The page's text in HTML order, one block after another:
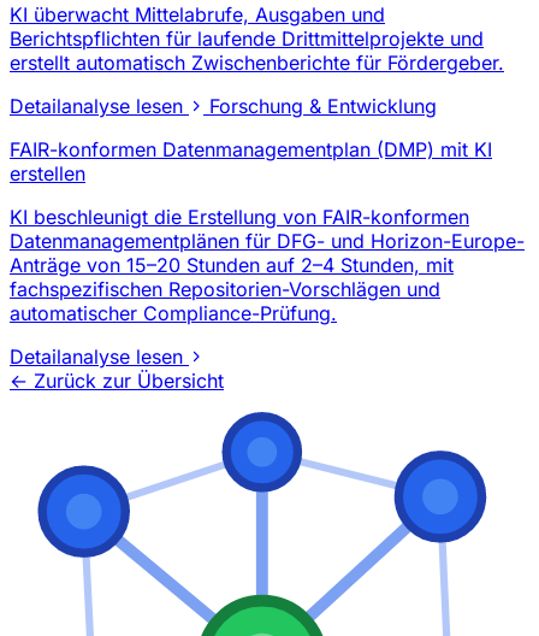
KI überwacht Mittelabrufe, Ausgaben und
Berichtspflichten für laufende Drittmittelprojekte und
erstellt automatisch Zwischenberichte für Fördergeber.
Detailanalyse lesen
Forschung & Entwicklung
FAIR-konformen Datenmanagementplan (DMP) mit KI
erstellen
KI beschleunigt die Erstellung von FAIR-konformen
Datenmanagementplänen für DFG- und Horizon-Europe-
Anträge von 15–20 Stunden auf 2–4 Stunden, mit
fachspezifischen Repositorien-Vorschlägen und
automatischer Compliance-Prüfung.
Detailanalyse lesen
← Zurück zur Übersicht